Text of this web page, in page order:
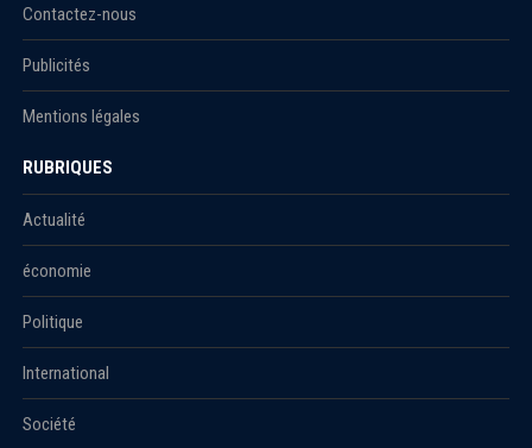
Contactez-nous
Publicités
Mentions légales
RUBRIQUES
Actualité
économie
Politique
International
Société